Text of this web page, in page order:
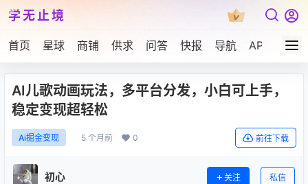
学无止境
首页 星球 商铺 供求 问答 快报 导航 APP下载
AI儿歌动画玩法，多平台分发，小白可上手，
稳定变现超轻松
Ai掘金变现 5 个月前 0 前往下载
初心 关注 私信